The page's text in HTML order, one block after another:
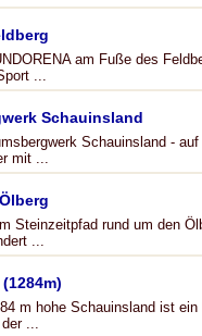
am Fuße des
...
Schauinsland
Schauinsland -
mit ...
Steinzeitpfad rund um den
...
m hohe Schauinsland ist ein
...